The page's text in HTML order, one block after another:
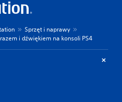
Sprzęt i naprawy
i dźwiękiem na konsoli PS4